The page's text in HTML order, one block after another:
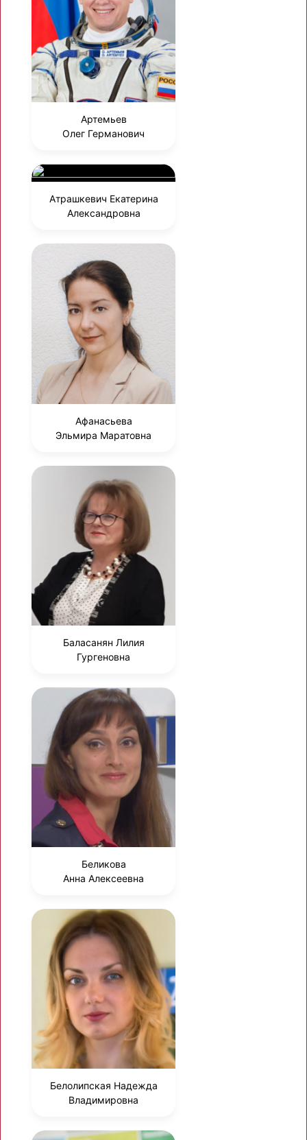
Артемьев
Олег Германович
Атрашкевич Екатерина
Александровна
Афанасьева
Эльмира Маратовна
Баласанян Лилия
Гургеновна
Беликова
Анна Алексеевна
Белолипская Надежда
Владимировна